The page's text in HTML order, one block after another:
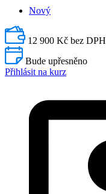
Nový
12 900 Kč bez DPH
Bude upřesněno
Přihlásit na kurz